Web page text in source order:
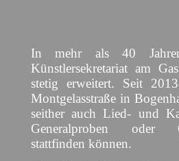
In mehr als 40
Künstlersekretariat am
stetig erweitert. Seit
Montgelasstraße in
seither auch Lied- und
Generalproben oder
stattfinden können.